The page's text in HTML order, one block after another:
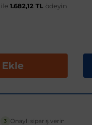
1.682,12 TL ödeyin
3 Onaylı sipariş verin